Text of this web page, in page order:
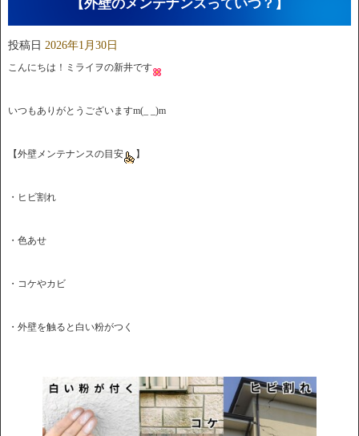
【外壁のメンテナンスっていつ？】
投稿日 2026年1月30日
こんにちは！ミライヲの新井です
いつもありがとうございますm(_ _)m
【外壁メンテナンスの目安 】
・ヒビ割れ
・色あせ
・コケやカビ
・外壁を触ると白い粉がつく